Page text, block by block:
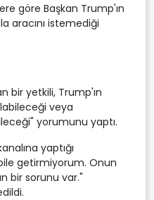
göre Başkan Trump'ın
aracını istemediği
bir yetkili, Trump'ın
veya
yorumunu yaptı.
yaptığı
getirmiyorum. Onun
bir sorunu var."